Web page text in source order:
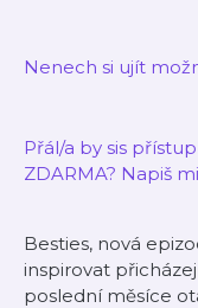
Nenech si ujít
Přál/a by sis
ZDARMA? Napiš
Besties, nová
inspirovat
poslední měsíce